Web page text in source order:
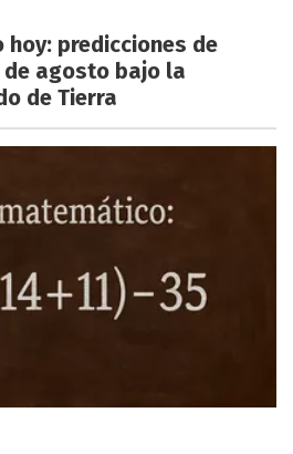
hoy: predicciones de
agosto bajo la
de Tierra